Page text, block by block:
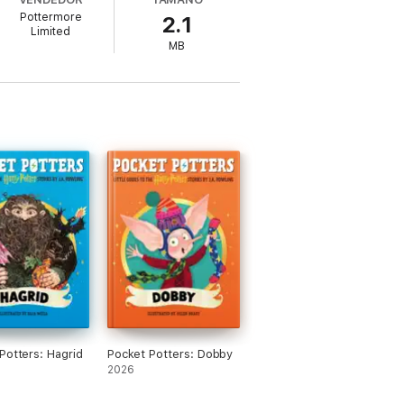
de los tiempos
Lumos Foundation por su labor
The Lumos Foundation es una
Pottermore
Limited
2.1
MB
Hagrid Pocket Potters: Dobby
2026